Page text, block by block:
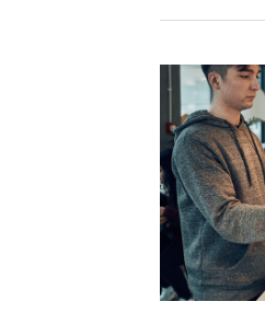
Como
criar
um
sistema
de
encomendas
para
restaurantes